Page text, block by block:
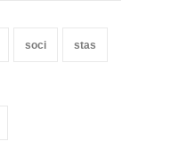
soci stas